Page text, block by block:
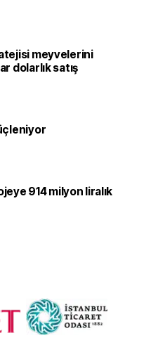
meyvelerini
dolarlık satış
914 milyon liralık